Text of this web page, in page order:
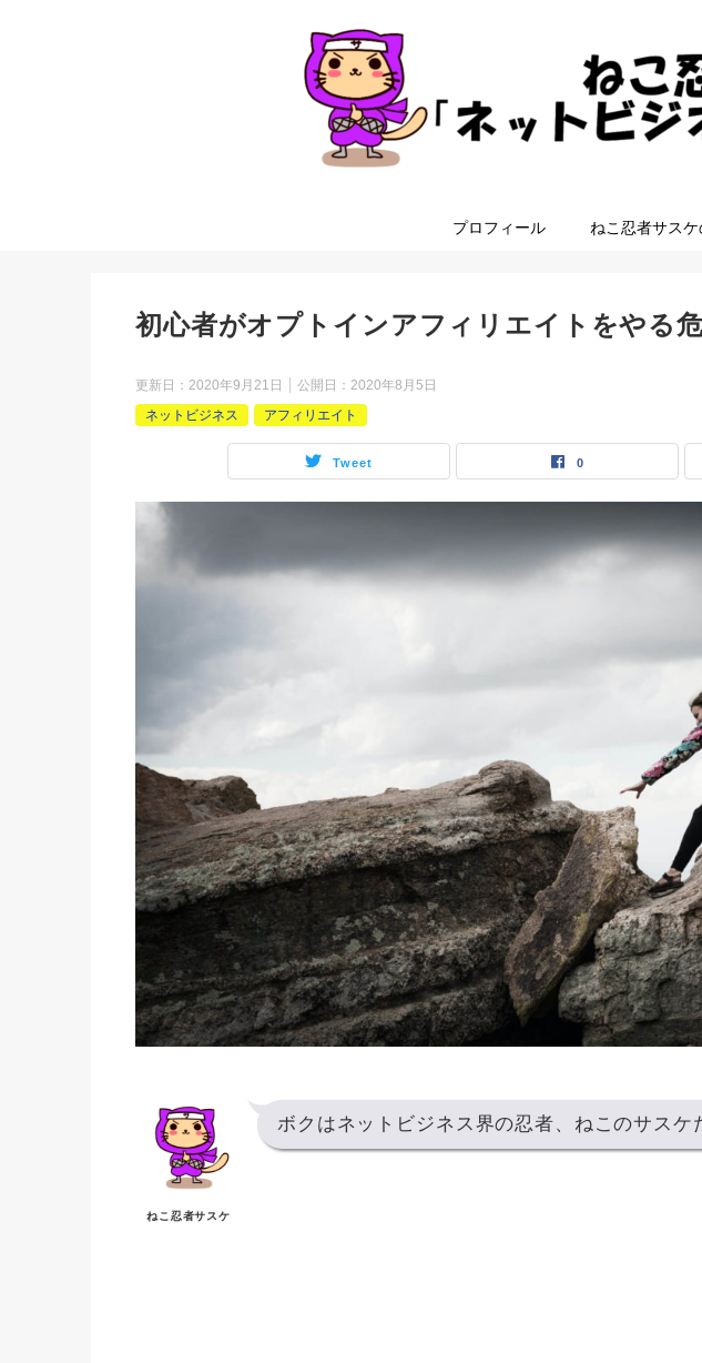
プロフィール ねこ忍者サスケ
初心者がオプトインアフィリエイトをやる危
更新日： 2020年9月21日 公開日： 2020年8月5日
ネットビジネス
アフィリエイト
Tweet 0
ねこ忍者サスケ
ボクはネットビジネス界の忍者、ねこのサスケ